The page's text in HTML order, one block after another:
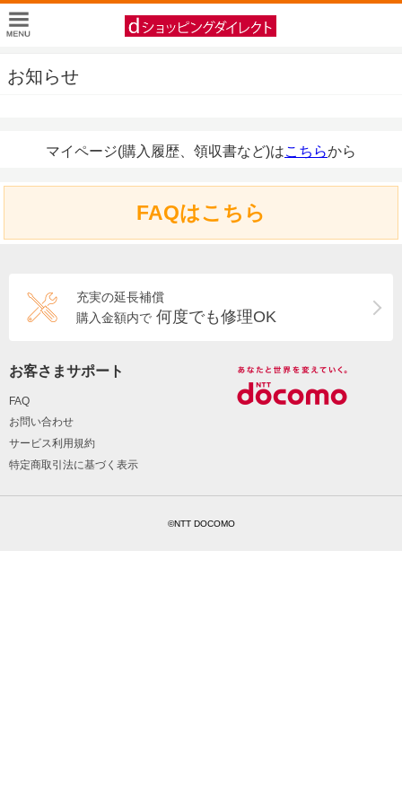
お知らせ
マイページ(購入履歴、領収書など)はこちらから
FAQはこちら
充実の延長補償
購入金額内で 何度でも修理OK
お客さまサポート
FAQ
お問い合わせ
サービス利用規約
特定商取引法に基づく表示
©NTT DOCOMO